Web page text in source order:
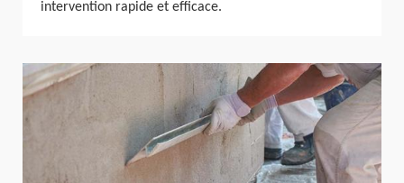
intervention rapide et efficace.